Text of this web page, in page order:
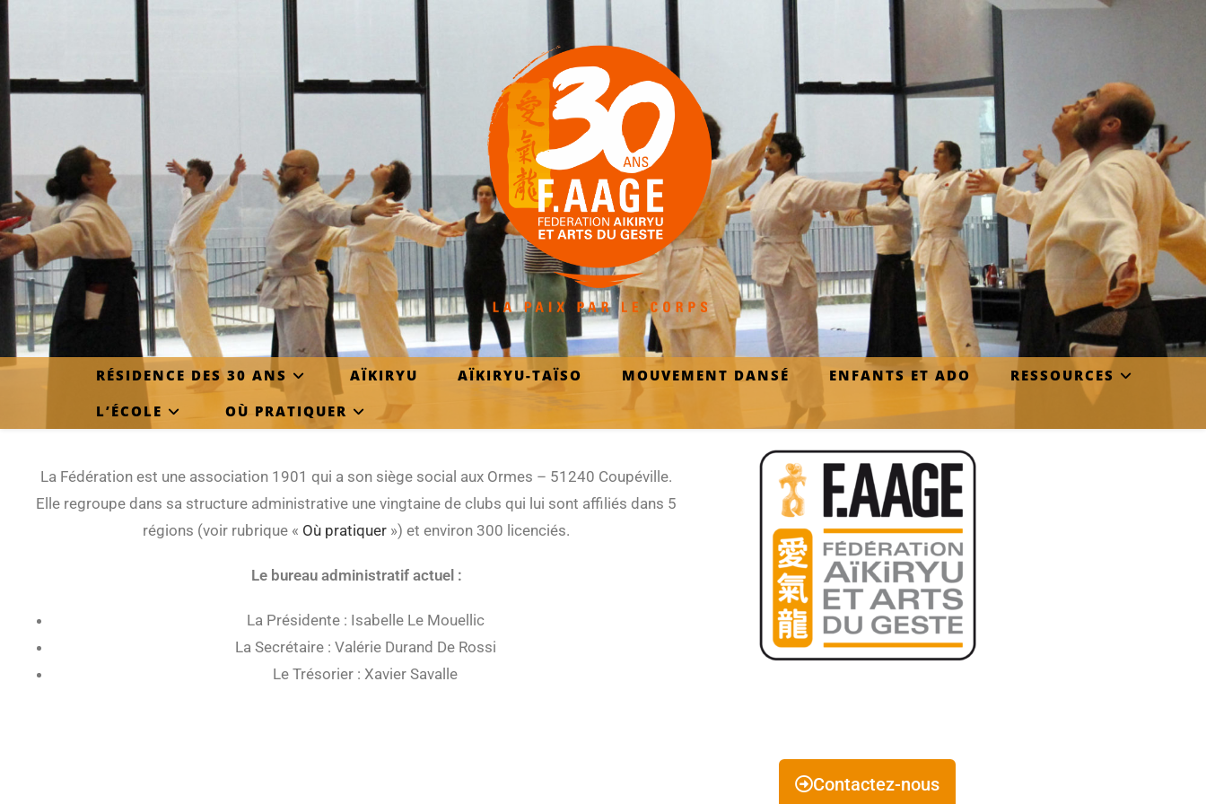
RÉSIDENCE DES 30 ANS AÏKIRYU AÏKIRYU-TAÏSO MOUVEMENT DANSÉ ENFANTS ET ADO
RESSOURCES
L’ÉCOLE
OÙ PRATIQUER
La Fédération est une association 1901 qui a son siège social aux Ormes – 51240 Coupéville.
Elle regroupe dans sa structure administrative une vingtaine de clubs qui lui sont affiliés dans 5
régions (voir rubrique « Où pratiquer ») et environ 300 licenciés.
Le bureau administratif actuel :
La Présidente : Isabelle Le Mouellic
La Secrétaire : Valérie Durand De Rossi
Le Trésorier : Xavier Savalle
Contactez-nous